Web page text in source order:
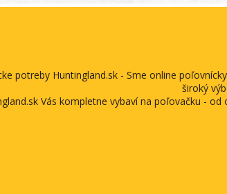
potreby Huntingland.sk - Sme online
široký
Vás kompletne vybaví na poľovačku -